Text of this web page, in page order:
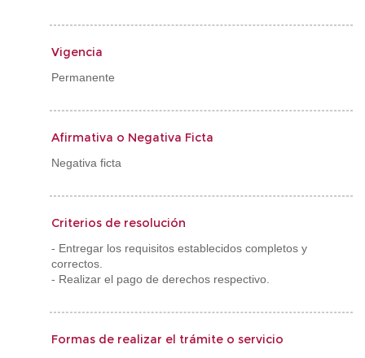
Vigencia
Permanente
Afirmativa o Negativa Ficta
Negativa ficta
Criterios de resolución
- Entregar los requisitos establecidos completos y
correctos.
- Realizar el pago de derechos respectivo.
Formas de realizar el trámite o servicio